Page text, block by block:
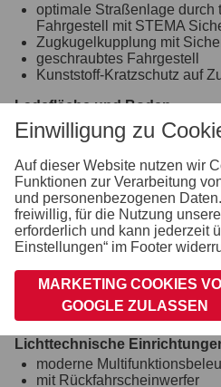
optimale Straßenlage durch
Fahrgestell mit STEMA
Zugkugelkupplung mit
geschraubtes Fahrgestell
Kunststoff-Kratzschutz auf
Ladefläche und Boden
durchgängiger,
Siebdruckholzboden
15 mm stark
Räder und Achsen
robuste Gummifederachse
wartungsfreie
stoßfeste Kunststoffkotflügel
Unterlegkeile inkl.
Verzurr- und
8 versenkte Verzurrbügel,
Rahmen integriert
Lichttechnische
moderne
mit Rückfahrscheinwerfer
Einwilligung zu
Auf dieser Website nutzen wir
Funktionen zur Verarbeitung
und personenbezogenen
freiwillig, für die Nutzung
erforderlich und kann jederzeit
Einstellungen“ im Footer
MARKETING COOKIES
GOOGLE ZULASSEN